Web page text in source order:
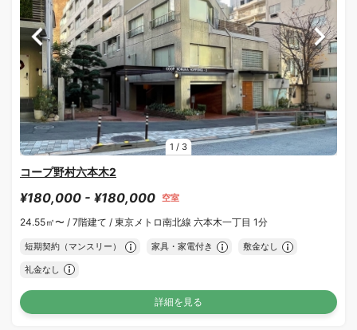
1 / 3
コープ野村六本木2
¥180,000 - ¥180,000 空室
24.55㎡〜 / 7階建て / 東京メトロ南北線 六本木一丁目 1分
短期契約（マンスリー） 家具・家電付き 敷金なし
礼金なし
詳細を見る